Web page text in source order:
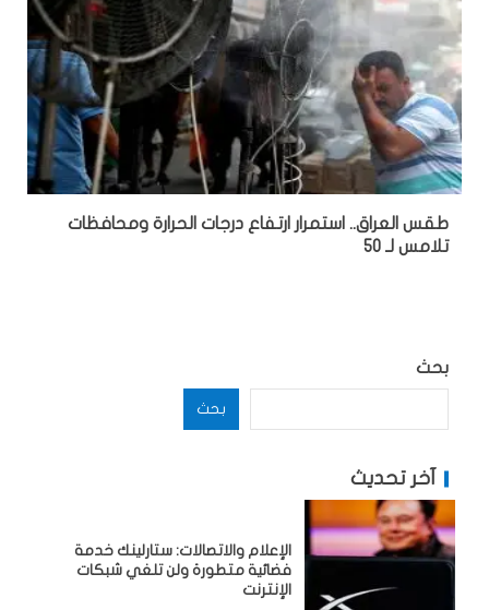
طقس العراق.. استمرار ارتفاع درجات الحرارة ومحافظات
تلامس لـ 50
بحث
بحث
آخر تحديث
الإعلام والاتصالات: ستارلينك خدمة
فضائية متطورة ولن تلغي شبكات
الإنترنت